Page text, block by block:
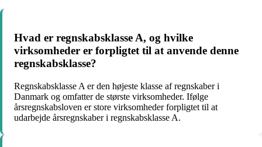
Hvad er regnskabsklasse A, og hvilke
virksomheder er forpligtet til at anvende denne
regnskabsklasse?
Regnskabsklasse A er den højeste klasse af regnskaber i
Danmark og omfatter de største virksomheder. Ifølge
årsregnskabsloven er store virksomheder forpligtet til at
udarbejde årsregnskaber i regnskabsklasse A.